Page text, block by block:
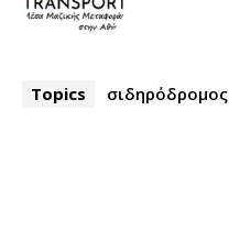
Topics σιδηρόδρομος